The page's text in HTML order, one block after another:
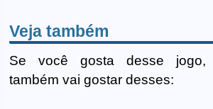
Veja também
Se você gosta desse jogo,
também vai gostar desses: